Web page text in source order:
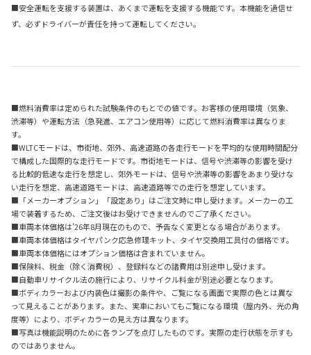
■安全運転を支援する装置は、あくまで運転を支援する機能です。本機能を過信せ
ず、必ずドライバーが責任を持って運転してください。
■燃料消費率は定められた試験条件のもとでの値です。お客様の使用環境（気象、
渋滞等）や運転方法（急発進、エアコン使用等）に応じて燃料消費率は異なりま
す。
■WLTCモードは、市街地、郊外、高速道路の各走行モードを平均的な使用時間配分
で構成した国際的な走行モードです。市街地モードは、信号や渋滞等の影響を受け
る比較的低速な走行を想定し、郊外モードは、信号や渋滞等の影響をあまり受けな
い走行を想定、高速道路モードは、高速道路等での走行を想定しています。
■「メーカーオプション」「設定あり」はご注文時に申し受けます。メーカーの工
場で装着するため、ご注文後はお受けできませんのでご了承ください。
■車両本体価格は’26年8月現在のもので、予告なく変更となる場合があります。
■車両本体価格はタイヤパンク応急修理キット、タイヤ交換用工具付の価格です。
■車両本体価格にはオプション価格は含まれていません。
■保険料、税金（除く消費税）、登録料などの諸費用は別途申し受けます。
■自動車リサイクル法の施行により、リサイクル料金が別途必要となります。
■ボディカラーおよび内装色は撮影の条件や、ご覧になる画面で実際の色とは異な
って見えることがあります。また、実車においてもご覧になる環境（屋内外、光の角
度等）により、ボディカラーの見え方は異なります。
■写真は機能説明のために各ランプを点灯したものです。実際の走行状態を示すも
のではありません。